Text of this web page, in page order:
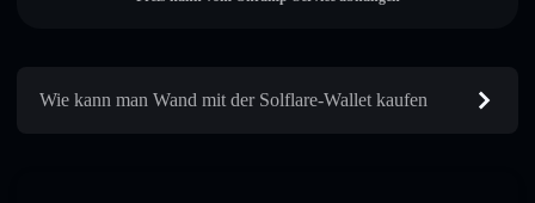
Wie kann man Wand mit der Solflare-Wallet kaufen